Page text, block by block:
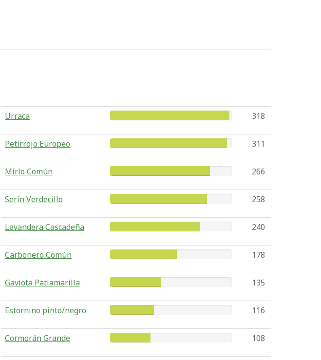
Urraca 318
Petirrojo Europeo 311
Mirlo Común 266
Serín Verdecillo 258
Lavandera Cascadeña 240
Carbonero Común 178
Gaviota Patiamarilla 135
Estornino pinto/negro 116
Cormorán Grande 108